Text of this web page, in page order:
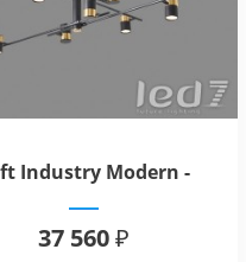
Industry Modern -
37 560 ₽